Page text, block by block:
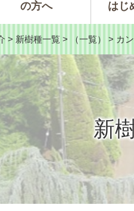
の方へ
はじ
> 新樹種一覧 > （一覧） > カ
新